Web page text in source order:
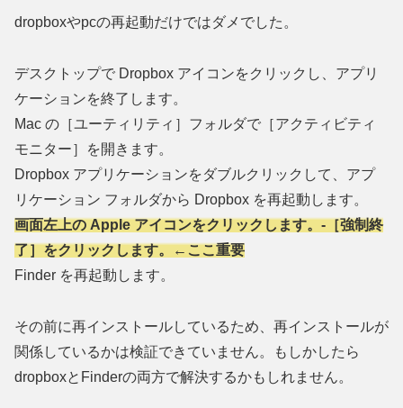
dropboxやpcの再起動だけではダメでした。
デスクトップで Dropbox アイコンをクリックし、アプリ
ケーションを終了します。
Mac の［ユーティリティ］フォルダで［アクティビティ
モニター］を開きます。
Dropbox アプリケーションをダブルクリックして、アプ
リケーション フォルダから Dropbox を再起動します。
画面左上の Apple アイコンをクリックします。-［強制終
了］をクリックします。←ここ重要
Finder を再起動します。
その前に再インストールしているため、再インストールが
関係しているかは検証できていません。もしかしたら
dropboxとFinderの両方で解決するかもしれません。